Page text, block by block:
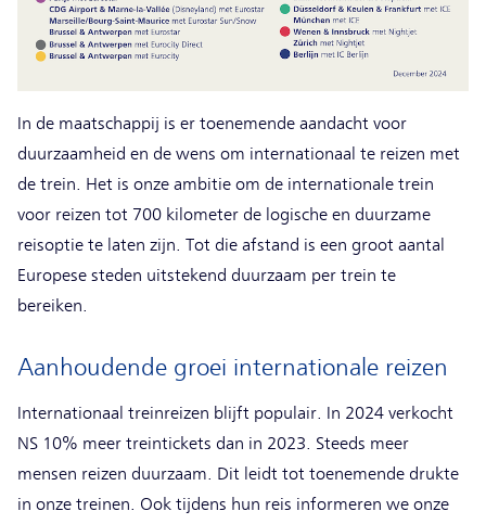
In de maatschappij is er toenemende aandacht voor
duurzaamheid en de wens om internationaal te reizen met
de trein. Het is onze ambitie om de internationale trein
voor reizen tot 700 kilometer de logische en duurzame
reisoptie te laten zijn. Tot die afstand is een groot aantal
Europese steden uitstekend duurzaam per trein te
bereiken.
Aanhoudende groei internationale reizen
Internationaal treinreizen blijft populair. In 2024 verkocht
NS 10% meer treintickets dan in 2023. Steeds meer
mensen reizen duurzaam. Dit leidt tot toenemende drukte
in onze treinen. Ook tijdens hun reis informeren we onze